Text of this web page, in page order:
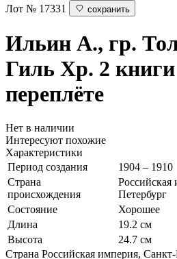
Лот № 17331
сохранить
Ильин А., гр.
Гиль Хр. 2
переплёте
Нет в наличии
Интересуют похожие
Характеристики
Период создания
1904 – 1910
Страна
происхождения
Российская
Петербург
Состояние
Хорошее
Длина
19.2 см
Высота
24.7 см
Страна Российская империя,